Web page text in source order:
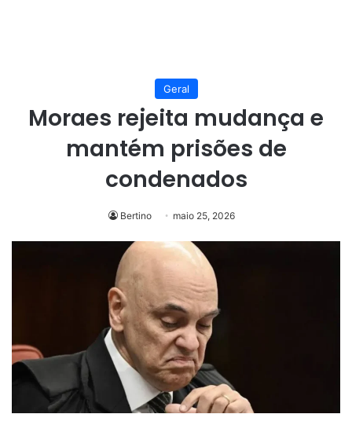
Geral
Moraes rejeita mudança e
mantém prisões de
condenados
Bertino maio 25, 2026